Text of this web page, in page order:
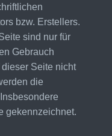
bzw. Erstellers.
sind nur für
Gebrauch
Seite nicht
die
gekennzeichnet.